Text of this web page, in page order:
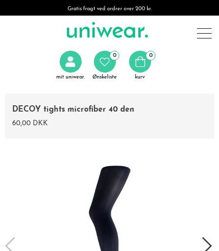
Gratis fragt ved ordrer over 200 kr.
mit uniwear. Ønskeliste
0 0
kurv
DECOY tights microfiber 40 den
60,00 DKK